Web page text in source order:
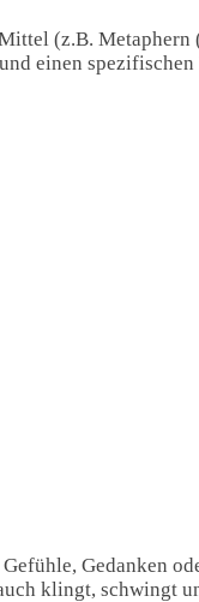
(z.B. Metaphern
einen spezifischen
Gedanken
klingt, schwingt